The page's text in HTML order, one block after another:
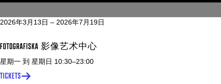
2026年3月13日 – 2026年7月19日
FOTOGRAFISKA 影像艺术中心
星期一 到 星期日 10:30–23:00
TICKETS